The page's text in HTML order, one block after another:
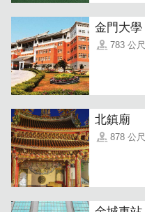
到具备在地记忆的正餐。
金門大學
783 公尺
北鎮廟
878 公尺